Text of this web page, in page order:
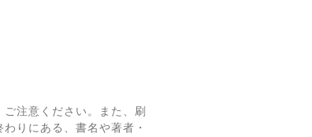
注意ください。また、刷
りにある、書名や著者・